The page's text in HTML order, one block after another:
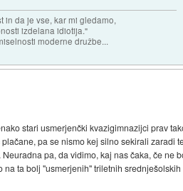
in da je vse, kar mi gledamo,
izdelana idiotija."
moderne družbe...
stari usmerjenčki kvazigimnazijci prav
pa se nismo kej silno sekirali
pa, da vidimo, kaj nas čaka, če
ta bolj "usmerjenih" triletnih